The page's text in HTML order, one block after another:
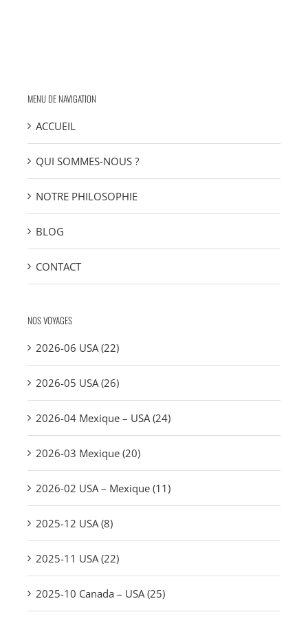
MENU DE NAVIGATION
ACCUEIL
QUI SOMMES-NOUS ?
NOTRE PHILOSOPHIE
BLOG
CONTACT
NOS VOYAGES
2026-06 USA (22)
2026-05 USA (26)
2026-04 Mexique – USA (24)
2026-03 Mexique (20)
2026-02 USA – Mexique (11)
2025-12 USA (8)
2025-11 USA (22)
2025-10 Canada – USA (25)